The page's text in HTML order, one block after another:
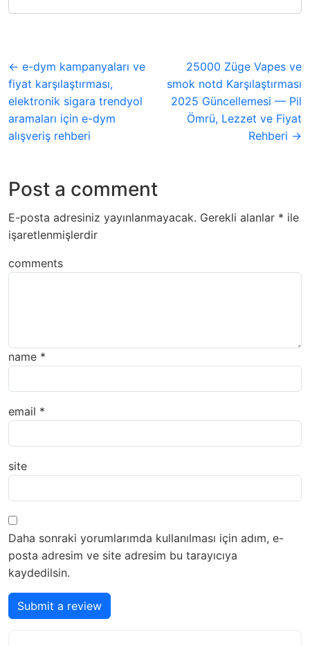
← e-dym kampanyaları ve
fiyat karşılaştırması,
elektronik sigara trendyol
aramaları için e-dym
alışveriş rehberi
25000 Züge Vapes ve
smok notd Karşılaştırması
2025 Güncellemesi — Pil
Ömrü, Lezzet ve Fiyat
Rehberi →
Post a comment
E-posta adresiniz yayınlanmayacak. Gerekli alanlar * ile
işaretlenmişlerdir
comments
name *
email *
site
Daha sonraki yorumlarımda kullanılması için adım, e-
posta adresim ve site adresim bu tarayıcıya
kaydedilsin.
Submit a review